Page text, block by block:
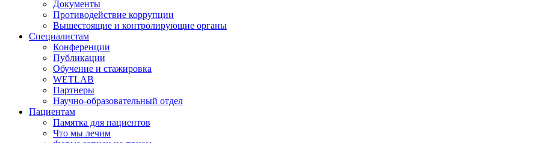
Документы
Противодействие коррупции
Вышестоящие и контролирующие органы
Специалистам
Конференции
Публикации
Обучение и стажировка
WETLAB
Партнеры
Научно-образовательный отдел
Пациентам
Памятка для пациентов
Что мы лечим